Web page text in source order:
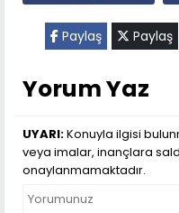
Paylaş Paylaş
Yorum Yaz
UYARI:Konuyla ilgisi
veya imalar, inançlara
onaylanmamaktadır.